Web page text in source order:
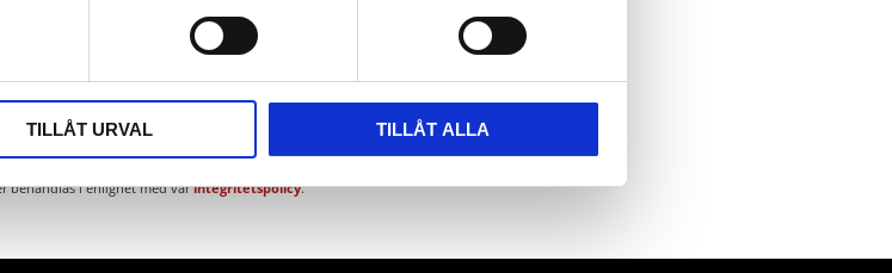
TILLÅT URVAL TILLÅT ALLA
behandlas i enlighet med vårintegritetspolicy.